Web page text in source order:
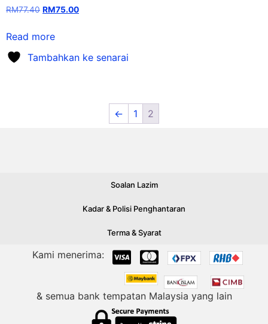
RM77.40 RM75.00
Read more
Tambahkan ke senarai
← 1 2
Soalan Lazim
Kadar & Polisi Penghantaran
Terma & Syarat
Kami menerima:
& semua bank tempatan Malaysia yang lain